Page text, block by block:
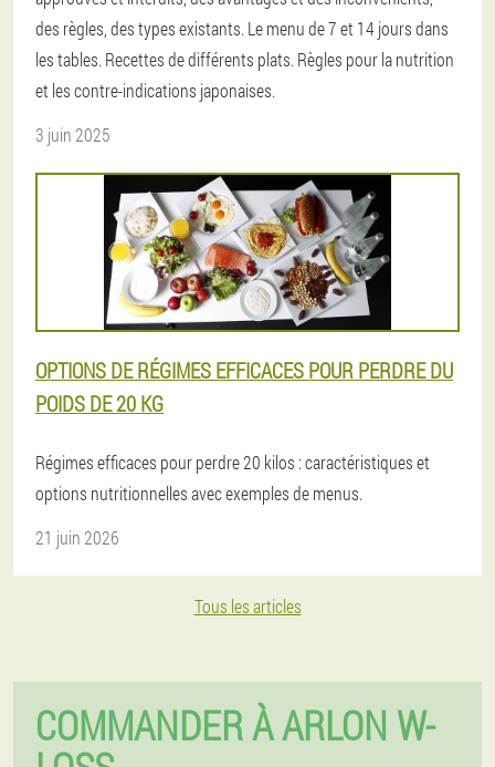
des règles, des types existants. Le menu de 7 et 14 jours dans
les tables. Recettes de différents plats. Règles pour la nutrition
et les contre-indications japonaises.
3 juin 2025
OPTIONS DE RÉGIMES EFFICACES POUR PERDRE DU
POIDS DE 20 KG
Régimes efficaces pour perdre 20 kilos : caractéristiques et
options nutritionnelles avec exemples de menus.
21 juin 2026
Tous les articles
COMMANDER À ARLON W-